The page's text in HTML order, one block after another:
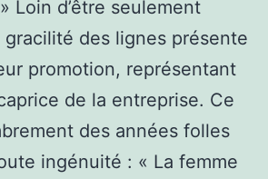
Loin d’être seulement
des lignes présente
promotion, représentant
de la entreprise. Ce
des années folles
ingénuité : « La femme